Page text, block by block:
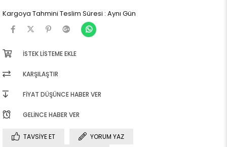
Kargoya Tahmini Teslim Süresi : Aynı Gün
İSTEK LISTEME EKLE
KARŞILAŞTIR
FIYAT DÜŞÜNCE HABER VER
GELINCE HABER VER
TAVSIYE ET
YORUM YAZ